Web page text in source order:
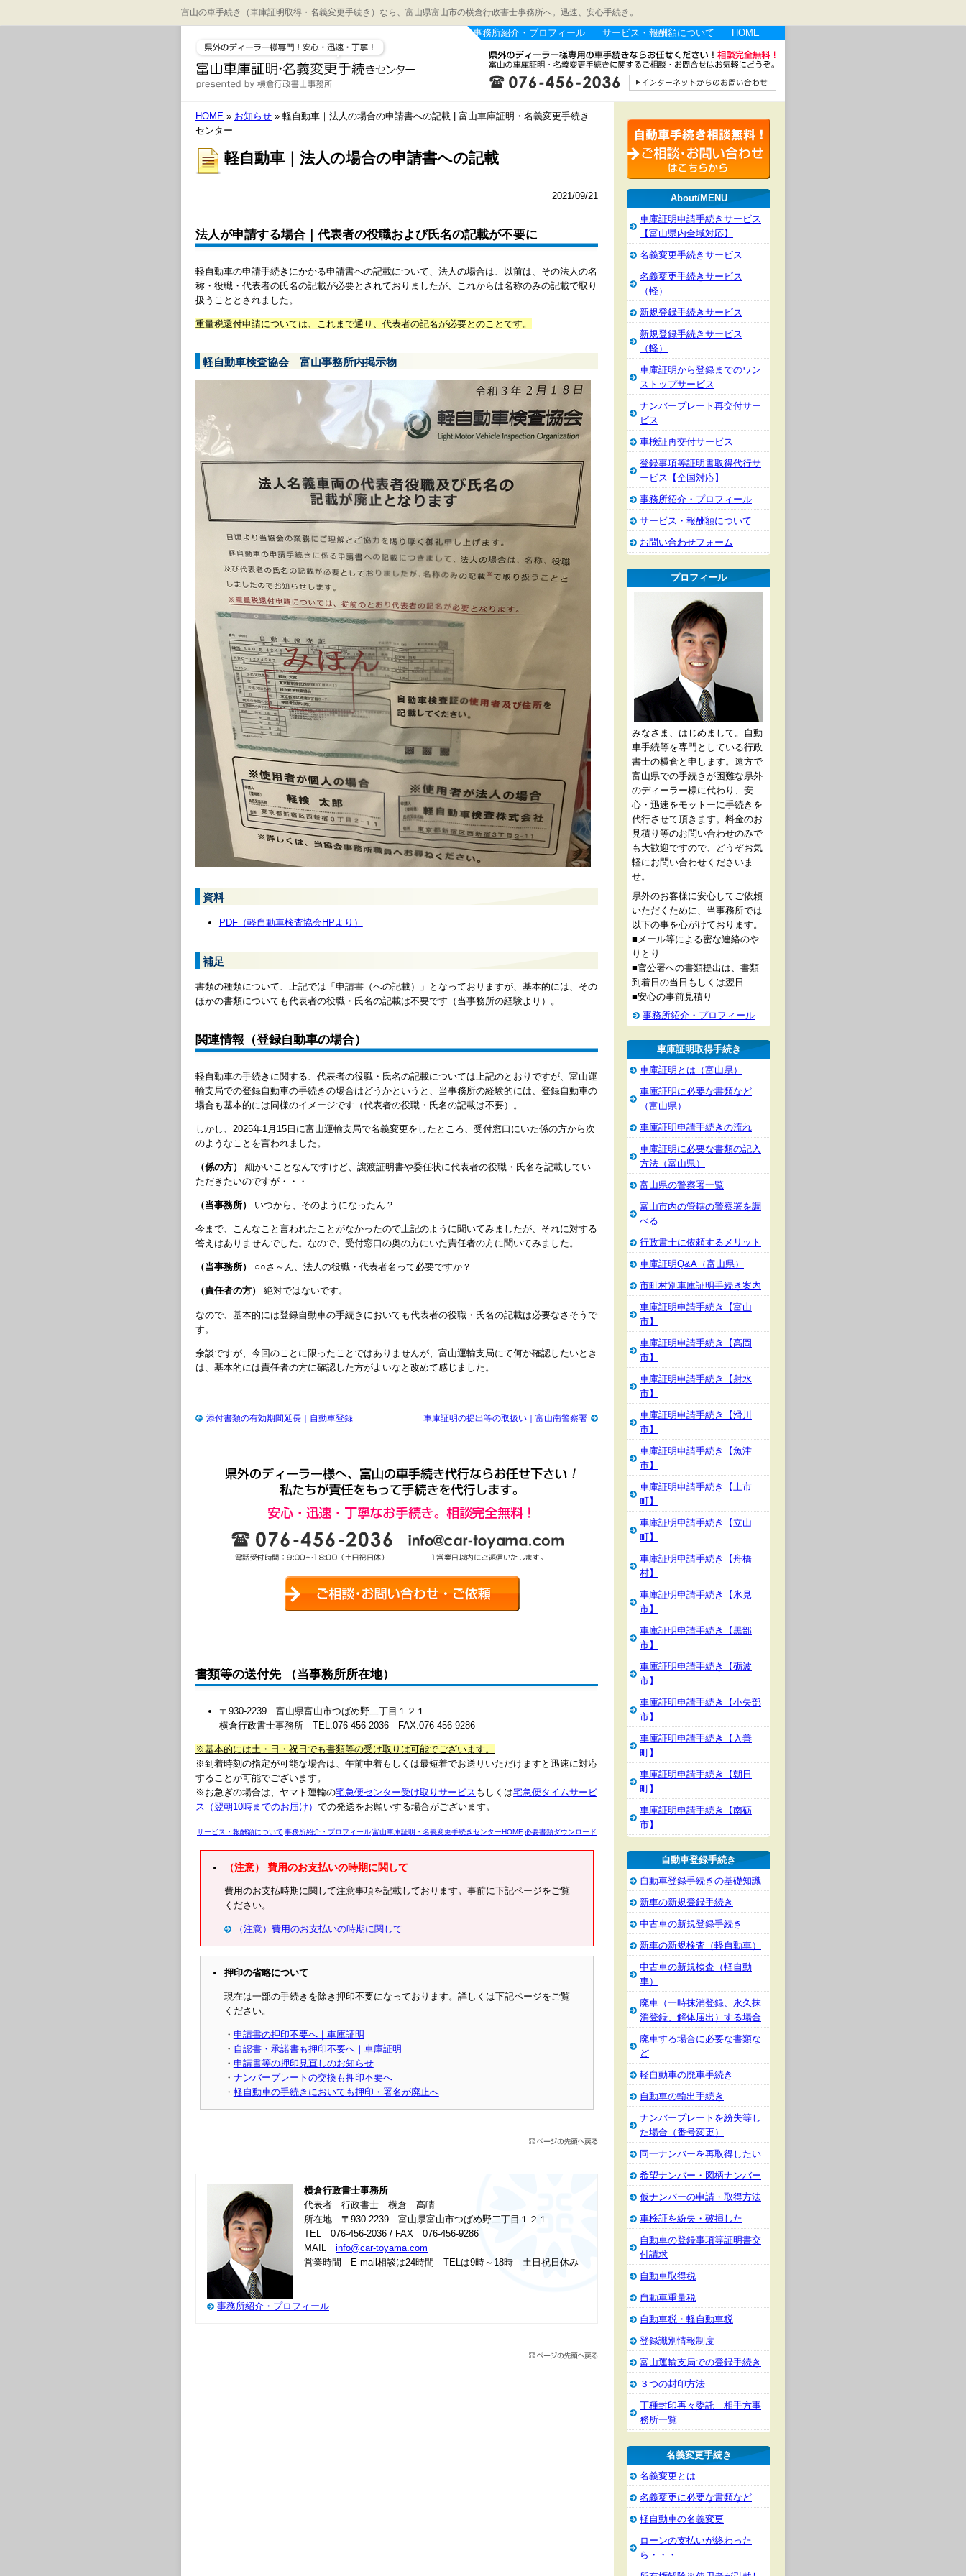
富山の車手続き（車庫証明取得・名義変更手続き）なら、富山県富山市の横倉行政書士事務所へ。迅速、安心手続き。
事務所紹介・プロフィール サービス・報酬額について HOME
HOME » お知らせ » 軽自動車｜法人の場合の申請書への記載 | 富山車庫証明・名義変更手続き
センター
軽自動車｜法人の場合の申請書への記載
2021/09/21
法人が申請する場合｜代表者の役職および氏名の記載が不要に
軽自動車の申請手続きにかかる申請書への記載について、法人の場合は、以前は、その法人の名
称・役職・代表者の氏名の記載が必要とされておりましたが、これからは名称のみの記載で取り
扱うこととされました。
重量税還付申請については、これまで通り、代表者の記名が必要とのことです。
軽自動車検査協会 富山事務所内掲示物
資料
PDF（軽自動車検査協会HPより）
補足
書類の種類について、上記では「申請書（への記載）」となっておりますが、基本的には、その
ほかの書類についても代表者の役職・氏名の記載は不要です（当事務所の経験より）。
関連情報（登録自動車の場合）
軽自動車の手続きに関する、代表者の役職・氏名の記載については上記のとおりですが、富山運
輸支局での登録自動車の手続きの場合はどうかというと、当事務所の経験的には、登録自動車の
場合も基本的には同様のイメージです（代表者の役職・氏名の記載は不要）。
しかし、2025年1月15日に富山運輸支局で名義変更をしたところ、受付窓口にいた係の方から次
のようなことを言われました。
（係の方）
細かいことなんですけど、譲渡証明書や委任状に代表者の役職・氏名を記載してい
ただきたいのですが・・・
（当事務所） いつから、そのようになったん？
今まで、こんなこと言われたことがなかったので上記のように聞いてみましたが、それに対する
答えはありませんでした。なので、受付窓口の奥の方にいた責任者の方に聞いてみました。
（当事務所） ○○さ～ん、法人の役職・代表者名って必要ですか？
（責任者の方） 絶対ではないです。
なので、基本的には登録自動車の手続きにおいても代表者の役職・氏名の記載は必要なさそうで
す。
余談ですが、今回のことに限ったことではありませんが、富山運輸支局にて何か確認したいとき
は、基本的には責任者の方に確認した方がよいなと改めて感じました。
添付書類の有効期間延長｜自動車登録 車庫証明の提出等の取扱い｜富山南警察署
書類等の送付先 （当事務所所在地）
〒930-2239 富山県富山市つばめ野二丁目１２１
横倉行政書士事務所 TEL:076-456-2036 FAX:076-456-9286
※基本的には土・日・祝日でも書類等の受け取りは可能でございます。
※到着時刻の指定が可能な場合は、午前中着もしくは最短着でお送りいただけますと迅速に対応
することが可能でございます。
※お急ぎの場合は、ヤマト運輸の宅急便センター受け取りサービス もしくは宅急便タイムサービ
ス（翌朝10時までのお届け） での発送をお願いする場合がございます。
サービス・報酬額について 事務所紹介・プロフィール富山車庫証明・名義変更手続きセンターHOME 必要書類ダウンロード
（注意） 費用のお支払いの時期に関して
費用のお支払時期に関して注意事項を記載しております。事前に下記ページをご覧
ください。
（注意）費用のお支払いの時期に関して
押印の省略について
現在は一部の手続きを除き押印不要になっております。詳しくは下記ページをご覧
ください。
・ 申請書の押印不要へ｜車庫証明
・ 自認書・承諾書も押印不要へ｜車庫証明
・ 申請書等の押印見直しのお知らせ
・ ナンバープレートの交換も押印不要へ
・ 軽自動車の手続きにおいても押印・署名が廃止へ
横倉行政書士事務所
代表者 行政書士 横倉 高晴
所在地 〒930-2239 富山県富山市つばめ野二丁目１２１
TEL 076-456-2036 / FAX 076-456-9286
MAIL info@car-toyama.com
営業時間 E-mail相談は24時間 TELは9時～18時 土日祝日休み
事務所紹介・プロフィール
About/MENU
車庫証明申請手続きサービス
【富山県内全域対応】
名義変更手続きサービス
名義変更手続きサービス
（軽）
新規登録手続きサービス
新規登録手続きサービス
（軽）
車庫証明から登録までのワン
ストップサービス
ナンバープレート再交付サー
ビス
車検証再交付サービス
登録事項等証明書取得代行サ
ービス【全国対応】
事務所紹介・プロフィール
サービス・報酬額について
お問い合わせフォーム
プロフィール
みなさま、はじめまして。自動
車手続等を専門としている行政
書士の横倉と申します。遠方で
富山県での手続きが困難な県外
のディーラー様に代わり、安
心・迅速をモットーに手続きを
代行させて頂きます。料金のお
見積り等のお問い合わせのみで
も大歓迎ですので、どうぞお気
軽にお問い合わせくださいま
せ。
県外のお客様に安心してご依頼
いただくために、当事務所では
以下の事を心がけております。
■メール等による密な連絡のや
りとり
■官公署への書類提出は、書類
到着日の当日もしくは翌日
■安心の事前見積り
事務所紹介・プロフィール
車庫証明取得手続き
車庫証明とは（富山県）
車庫証明に必要な書類など
（富山県）
車庫証明申請手続きの流れ
車庫証明に必要な書類の記入
方法（富山県）
富山県の警察署一覧
富山市内の管轄の警察署を調
べる
行政書士に依頼するメリット
車庫証明Q&A（富山県）
市町村別車庫証明手続き案内
車庫証明申請手続き【富山
市】
車庫証明申請手続き【高岡
市】
車庫証明申請手続き【射水
市】
車庫証明申請手続き【滑川
市】
車庫証明申請手続き【魚津
市】
車庫証明申請手続き【上市
町】
車庫証明申請手続き【立山
町】
車庫証明申請手続き【舟橋
村】
車庫証明申請手続き【氷見
市】
車庫証明申請手続き【黒部
市】
車庫証明申請手続き【砺波
市】
車庫証明申請手続き【小矢部
市】
車庫証明申請手続き【入善
町】
車庫証明申請手続き【朝日
町】
車庫証明申請手続き【南砺
市】
自動車登録手続き
自動車登録手続きの基礎知識
新車の新規登録手続き
中古車の新規登録手続き
新車の新規検査（軽自動車）
中古車の新規検査（軽自動
車）
廃車（一時抹消登録、永久抹
消登録、解体届出）する場合
廃車する場合に必要な書類な
ど
軽自動車の廃車手続き
自動車の輸出手続き
ナンバープレートを紛失等し
た場合（番号変更）
同一ナンバーを再取得したい
希望ナンバー・図柄ナンバー
仮ナンバーの申請・取得方法
車検証を紛失・破損した
自動車の登録事項等証明書交
付請求
自動車取得税
自動車重量税
自動車税・軽自動車税
登録識別情報制度
富山運輸支局での登録手続き
３つの封印方法
丁種封印再々委託｜相手方事
務所一覧
名義変更手続き
名義変更とは
名義変更に必要な書類など
軽自動車の名義変更
ローンの支払いが終わった
ら・・・